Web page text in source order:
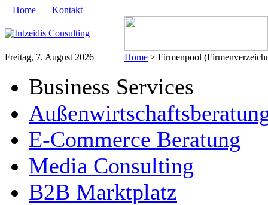
Home Kontakt
Freitag, 7. August 2026 Home > Firmenpool
Business Services
E-Commerce Beratung
Media Consulting
B2B Marktplatz